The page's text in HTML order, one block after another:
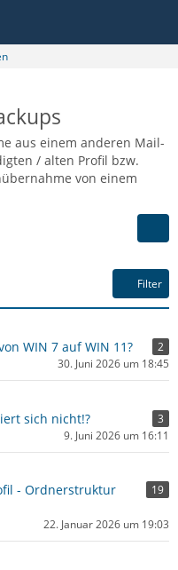
aus einem anderen Mail-
/ alten Profil bzw.
von einem
Filter
WIN 7 auf WIN 11?
2
30. Juni 2026 um 18:45
sich nicht!?
3
9. Juni 2026 um 16:11
- Ordnerstruktur
19
22. Januar 2026 um 19:03